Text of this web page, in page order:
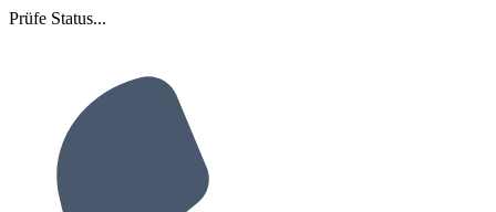
Prüfe Status...